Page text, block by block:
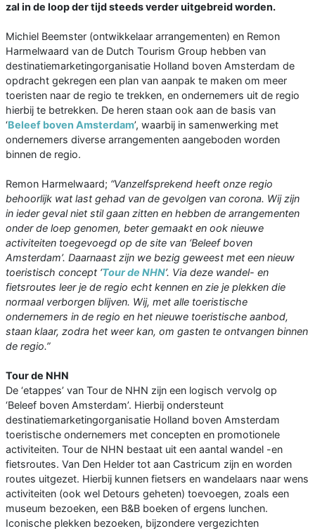
zal in de loop der tijd steeds verder uitgebreid worden.
Michiel Beemster (ontwikkelaar arrangementen) en Remon
Harmelwaard van de Dutch Tourism Group hebben van
destinatiemarketingorganisatie Holland boven Amsterdam de
opdracht gekregen een plan van aanpak te maken om meer
toeristen naar de regio te trekken, en ondernemers uit de regio
hierbij te betrekken. De heren staan ook aan de basis van
‘Beleef boven Amsterdam’, waarbij in samenwerking met
ondernemers diverse arrangementen aangeboden worden
binnen de regio.
Remon Harmelwaard; “Vanzelfsprekend heeft onze regio
behoorlijk wat last gehad van de gevolgen van corona. Wij zijn
in ieder geval niet stil gaan zitten en hebben de arrangementen
onder de loep genomen, beter gemaakt en ook nieuwe
activiteiten toegevoegd op de site van ‘Beleef boven
Amsterdam’. Daarnaast zijn we bezig geweest met een nieuw
toeristisch concept ‘Tour de NHN’. Via deze wandel- en
fietsroutes leer je de regio echt kennen en zie je plekken die
normaal verborgen blijven. Wij, met alle toeristische
ondernemers in de regio en het nieuwe toeristische aanbod,
staan klaar, zodra het weer kan, om gasten te ontvangen binnen
de regio.”
Tour de NHN
De ‘etappes’ van Tour de NHN zijn een logisch vervolg op
‘Beleef boven Amsterdam’. Hierbij ondersteunt
destinatiemarketingorganisatie Holland boven Amsterdam
toeristische ondernemers met concepten en promotionele
activiteiten. Tour de NHN bestaat uit een aantal wandel -en
fietsroutes. Van Den Helder tot aan Castricum zijn en worden
routes uitgezet. Hierbij kunnen fietsers en wandelaars naar wens
activiteiten (ook wel Detours geheten) toevoegen, zoals een
museum bezoeken, een B&B boeken of ergens lunchen.
Iconische plekken bezoeken, bijzondere vergezichten